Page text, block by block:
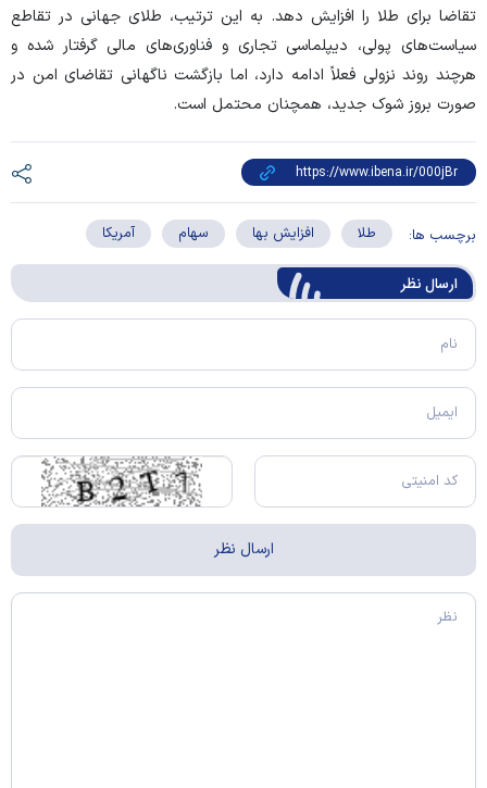
تقاضا برای طلا را افزایش دهد. به این ترتیب، طلای جهانی در تقاطع
سیاست‌های پولی، دیپلماسی تجاری و فناوری‌های مالی گرفتار شده و
هرچند روند نزولی فعلاً ادامه دارد، اما بازگشت ناگهانی تقاضای امن در
صورت بروز شوک جدید، همچنان محتمل است.
برچسب ها: طلا افزایش بها سهام آمریکا
ارسال‌ نظر